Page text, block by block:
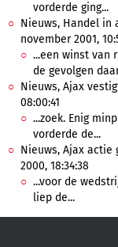
vorderde ging...
Nieuws, Handel in
november 2001,
...een winst van
de gevolgen
Nieuws, Ajax
08:00:41
...zoek. Enig
vorderde de...
Nieuws, Ajax actie
2000, 18:34:38
...voor de
liep de...